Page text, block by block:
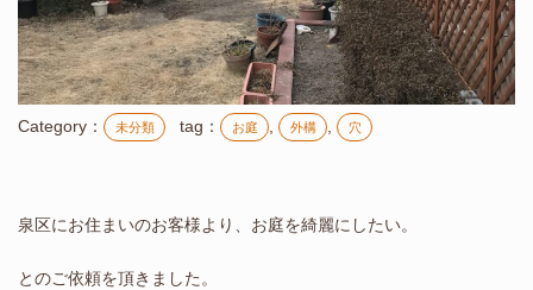
Category： 未分類 tag： お庭 外構 穴
泉区にお住まいのお客様より、お庭を綺麗にしたい。
とのご依頼を頂きました。